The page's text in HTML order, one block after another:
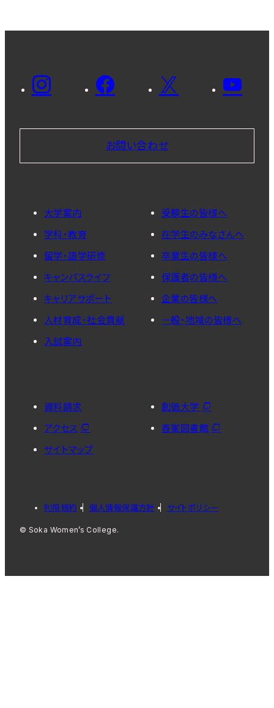
お問い合わせ
大学案内
学科・教育
留学・語学研修
キャンパスライフ
キャリアサポート
人材育成・社会貢献
入試案内
受験生の皆様へ
在学生のみなさんへ
卒業生の皆様へ
保護者の皆様へ
企業の皆様へ
一般・地域の皆様へ
資料請求
アクセス
サイトマップ
創価大学
香峯図書館
利用規約 個人情報保護方針 サイトポリシー
© Soka Women’s College.